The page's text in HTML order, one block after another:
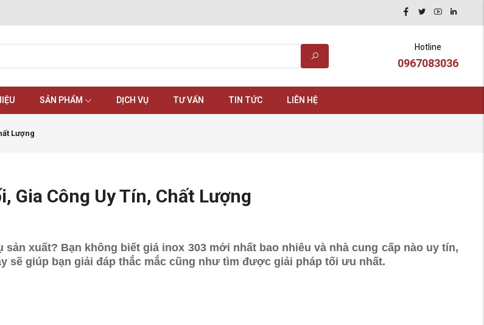
Hotline
0967083036
SẢN PHẨM DỊCH VỤ TƯ VẤN TIN TỨC LIÊN HỆ
Lượng
Gia Công Uy Tín, Chất Lượng
xuất? Bạn không biết giá inox 303 mới nhất bao nhiêu và nhà cung cấp nào uy tín,
giúp bạn giải đáp thắc mắc cũng như tìm được giải pháp tối ưu nhất.